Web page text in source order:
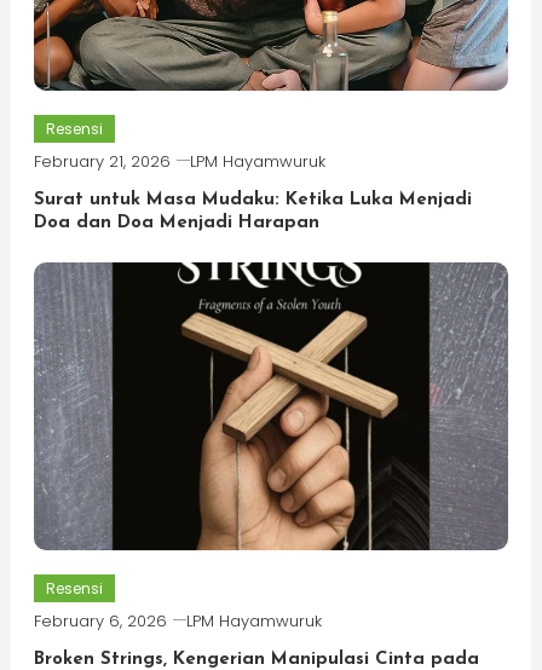
Resensi
February 21, 2026 LPM Hayamwuruk
Surat untuk Masa Mudaku: Ketika Luka Menjadi
Doa dan Doa Menjadi Harapan
Resensi
February 6, 2026 LPM Hayamwuruk
Broken Strings, Kengerian Manipulasi Cinta pada